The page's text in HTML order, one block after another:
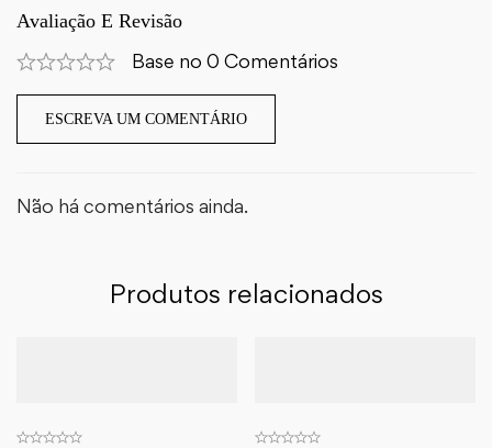
Avaliação E Revisão
Base no 0 Comentários
ESCREVA UM COMENTÁRIO
Não há comentários ainda.
Produtos relacionados